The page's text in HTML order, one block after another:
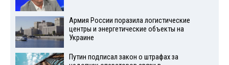
Армия России поразила логистические
центры и энергетические объекты на
Украине
Путин подписал закон о штрафах за